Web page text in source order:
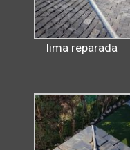
lima reparada